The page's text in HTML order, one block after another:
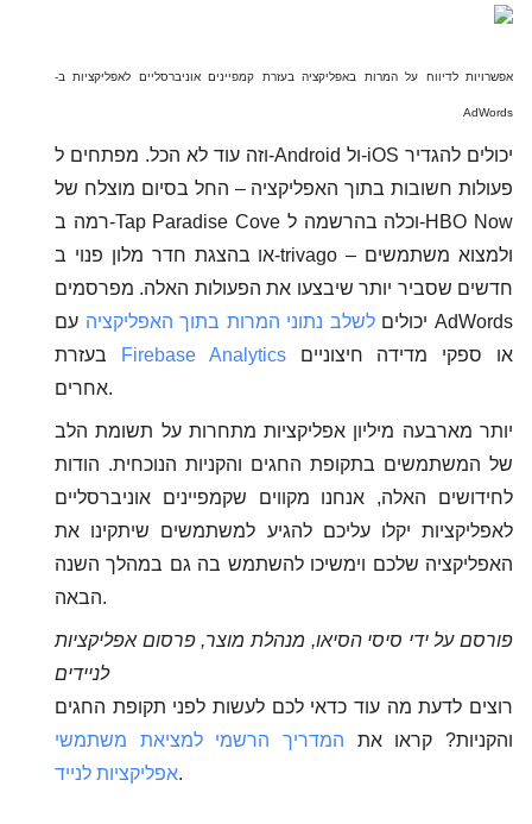
אפשרויות לדיווח על המרות באפליקציה בעזרת קמפיינים אוניברסליים לאפליקציות ב-
AdWords
וזה עוד לא הכל. מפתחים ל-Android ול-iOS יכולים להגדיר
פעולות חשובות בתוך האפליקציה – החל בסיום מוצלח של
רמה ב-Tap Paradise Cove וכלה בהרשמה ל-HBO Now
או בהצגת חדר מלון פנוי ב-trivago – ולמצוא משתמשים
חדשים שסביר יותר שיבצעו את הפעולות האלה. מפרסמים
יכוליםלשלב נתוני המרות בתוך האפליקציה עם AdWords
Firebase Analyticsאו ספקי מדידה חיצוניים
אחרים.
יותר מארבעה מיליון אפליקציות מתחרות על תשומת הלב
של המשתמשים בתקופת החגים והקניות הנוכחית. הודות
לחידושים האלה, אנחנו מקווים שקמפיינים אוניברסליים
לאפליקציות יקלו עליכם להגיע למשתמשים שיתקינו את
האפליקציה שלכם וימשיכו להשתמש בה גם במהלך השנה
הבאה.
פורסם על ידי סיסי הסיאו, מנהלת מוצר, פרסום אפליקציות
לניידים
רוצים לדעת מה עוד כדאי לכם לעשות לפני תקופת החגים
והקניות? קראו את המדריך הרשמי למציאת משתמשי
אפליקציות לנייד.